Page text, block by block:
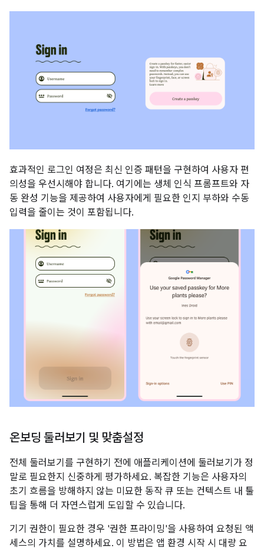
효과적인 로그인 여정은 최신 인증 패턴을 구현하여 사용자 편
의성을 우선시해야 합니다. 여기에는 생체 인식 프롬프트와 자
동 완성 기능을 제공하여 사용자에게 필요한 인지 부하와 수동
입력을 줄이는 것이 포함됩니다.
온보딩 둘러보기 및 맞춤설정
전체 둘러보기를 구현하기 전에 애플리케이션에 둘러보기가 정
말로 필요한지 신중하게 평가하세요. 복잡한 기능은 사용자의
초기 흐름을 방해하지 않는 미묘한 동작 큐 또는 컨텍스트 내 툴
팁을 통해 더 자연스럽게 도입할 수 있습니다.
기기 권한이 필요한 경우 '권한 프라이밍'을 사용하여 요청된 액
세스의 가치를 설명하세요. 이 방법은 앱 환경 시작 시 대량 요